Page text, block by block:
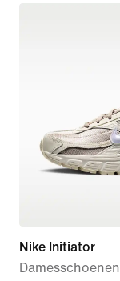
Nike Initiator
Damesschoenen